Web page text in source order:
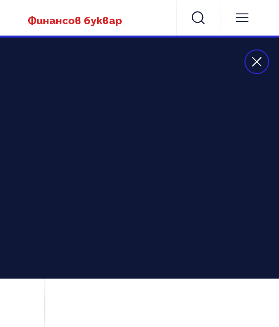
Финансов буквар